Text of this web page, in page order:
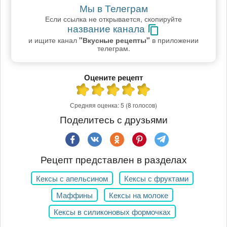
Мы в Телеграм
Если ссылка не открывается, скопируйте
название канала
и ищите канал "Вкусные рецепты" в приложении
телеграм.
Оцените рецепт
Средняя оценка:5 (8 голосов)
Поделитесь с друзьями
Рецепт представлен в разделах
Кексы с апельсином
Кексы с фруктами
Маффины
Кексы на молоке
Кексы в силиконовых формочках